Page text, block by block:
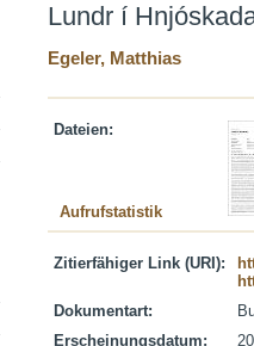
Lundr í
Egeler, Matthias
Dateien:
Aufrufstatistik
Zitierfähiger Link (URI):
Dokumentart:
Erscheinungsdatum: